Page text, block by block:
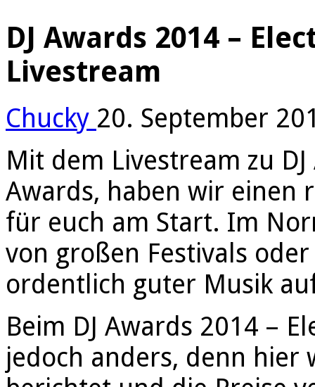
DJ Awards 2014 –
Livestream
Chucky 20. September
Mit dem Livestream zu
Awards, haben wir einen
für euch am Start. Im
von großen Festivals
ordentlich guter Musik
Beim DJ Awards 2014 –
jedoch anders, denn hier